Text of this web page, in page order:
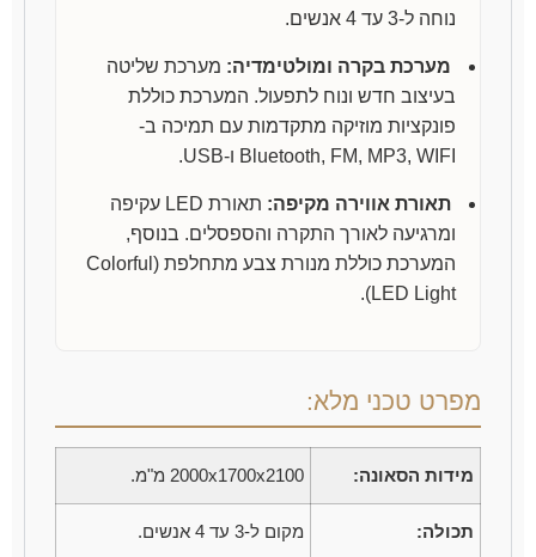
נוחה ל-3 עד 4 אנשים.
מערכת בקרה ומולטימדיה: מערכת שליטה
בעיצוב חדש ונוח לתפעול. המערכת כוללת
פונקציות מוזיקה מתקדמות עם תמיכה ב-
Bluetooth, FM, MP3, WIFI ו-USB.
תאורת אווירה מקיפה:
תאורת LED עקיפה
ומרגיעה לאורך התקרה והספסלים. בנוסף,
המערכת כוללת מנורת צבע מתחלפת (Colorful
LED Light).
מפרט טכני מלא:
מידות הסאונה: 2000x1700x2100 מ"מ.
תכולה: מקום ל-3 עד 4 אנשים.